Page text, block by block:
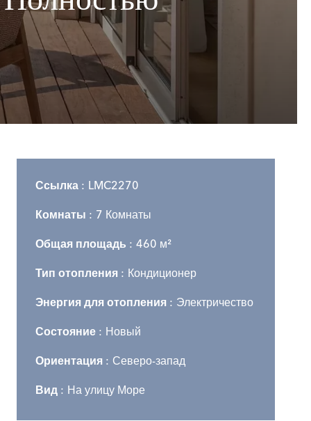
Ссылка LMC2270
Комнаты 7 Комнаты
Общая площадь 460 м²
Тип отопления Кондиционер
Энергия для отопления Электричество
Состояние Новый
Ориентация Северо-запад
Вид На улицу Море